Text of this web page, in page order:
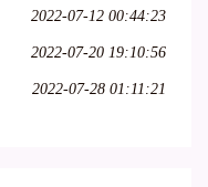
2022-07-12 00:44:23
2022-07-20 19:10:56
2022-07-28 01:11:21